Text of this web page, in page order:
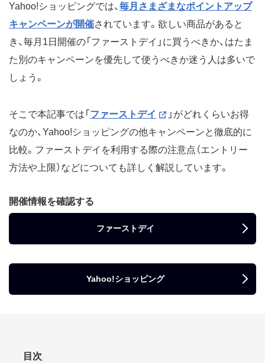
Yahoo!ショッピングでは、 毎月さまざまなポイントアップ
キャンペーンが開催されています。欲しい商品があると
き、毎月1日開催の「ファーストデイ」に買うべきか、はたま
た別のキャンペーンを優先して使うべきか迷う人は多いで
しょう。
そこで本記事では「 ファーストデイ
」がどれくらいお得
なのか、Yahoo!ショッピングの他キャンペーンと徹底的に
比較。ファーストデイを利用する際の注意点（エントリー
方法や上限）などについても詳しく解説しています。
開催情報を確認する
ファーストデイ
Yahoo!ショッピング
目次